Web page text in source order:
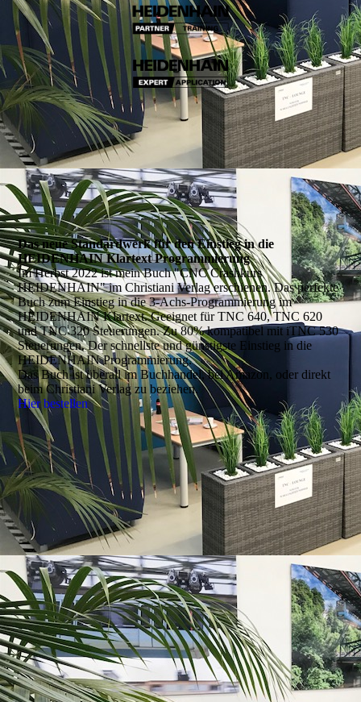
Das neue Standardwerk für den Einstieg in die
HEIDENHAIN Klartext Programmierung
Im Herbst 2022 ist mein Buch "CNC Crashkurs
HEIDENHAIN" im Christiani Verlag erschienen. Das perfekte
Buch zum Einstieg in die 3-Achs-Programmierung im
HEIDENHAIN Klartext. Geeignet für TNC 640, TNC 620
und TNC 320 Steuerungen. Zu 80% kompatibel mit iTNC 530
Steuerungen. Der schnellste und günstigste Einstieg in die
HEIDENHAIN Programmierung.
Das Buch ist überall im Buchhandel, bei Amazon, oder direkt
beim Christiani Verlag zu beziehen.
Hier bestellen